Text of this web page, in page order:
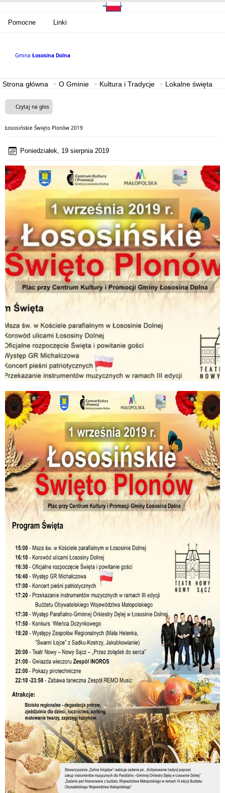
Pomocne Linki
Gmina Łososina Dolna
Strona główna O Gminie Kultura i Tradycje Lokalne święta
Czytaj na głos
Łososińskie Święto Plonów 2019
Poniedziałek, 19 sierpnia 2019